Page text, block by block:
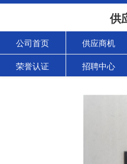
供
公司首页 供应商机
荣誉认证 招聘中心